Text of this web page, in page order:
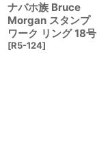
ナバホ族 Bruce
Morgan スタンプ
ワーク リング 18号
[R5-124]